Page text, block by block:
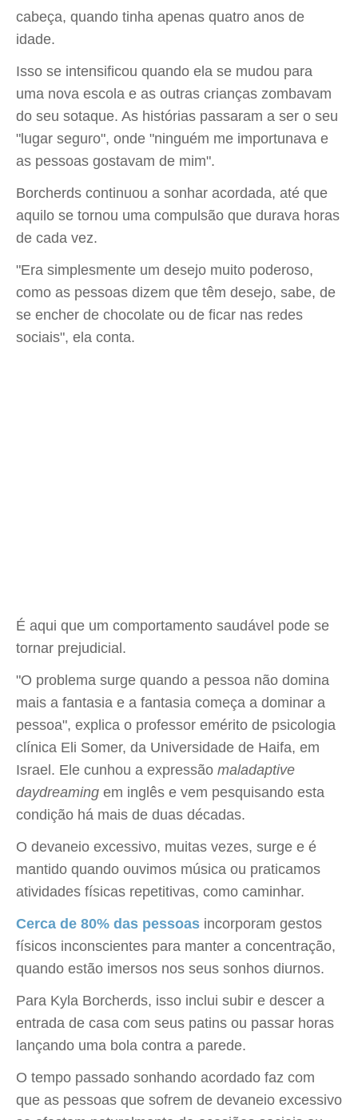
cabeça, quando tinha apenas quatro anos de
idade.
Isso se intensificou quando ela se mudou para
uma nova escola e as outras crianças zombavam
do seu sotaque. As histórias passaram a ser o seu
"lugar seguro", onde "ninguém me importunava e
as pessoas gostavam de mim".
Borcherds continuou a sonhar acordada, até que
aquilo se tornou uma compulsão que durava horas
de cada vez.
"Era simplesmente um desejo muito poderoso,
como as pessoas dizem que têm desejo, sabe, de
se encher de chocolate ou de ficar nas redes
sociais", ela conta.
É aqui que um comportamento saudável pode se
tornar prejudicial.
"O problema surge quando a pessoa não domina
mais a fantasia e a fantasia começa a dominar a
pessoa", explica o professor emérito de psicologia
clínica Eli Somer, da Universidade de Haifa, em
Israel. Ele cunhou a expressão maladaptive
daydreaming em inglês e vem pesquisando esta
condição há mais de duas décadas.
O devaneio excessivo, muitas vezes, surge e é
mantido quando ouvimos música ou praticamos
atividades físicas repetitivas, como caminhar.
Cerca de 80% das pessoas incorporam gestos
físicos inconscientes para manter a concentração,
quando estão imersos nos seus sonhos diurnos.
Para Kyla Borcherds, isso inclui subir e descer a
entrada de casa com seus patins ou passar horas
lançando uma bola contra a parede.
O tempo passado sonhando acordado faz com
que as pessoas que sofrem de devaneio excessivo